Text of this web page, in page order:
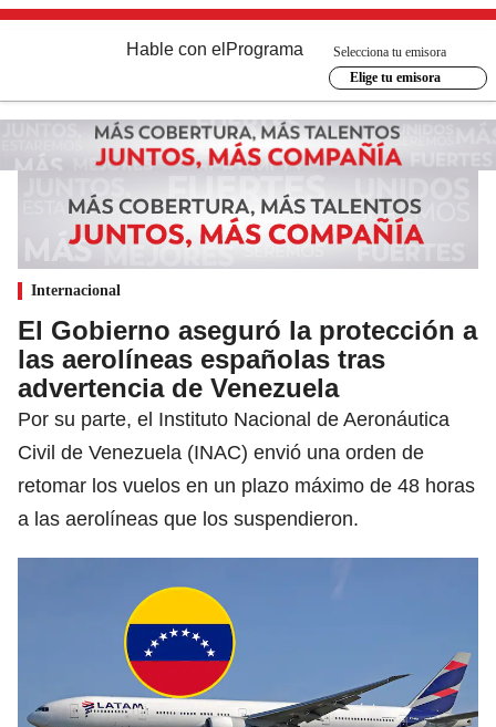
Hable con el Programa
Selecciona tu emisora
Elige tu emisora
Internacional
El Gobierno aseguró la protección a
las aerolíneas españolas tras
advertencia de Venezuela
Por su parte, el Instituto Nacional de Aeronáutica
Civil de Venezuela (INAC) envió una orden de
retomar los vuelos en un plazo máximo de 48 horas
a las aerolíneas que los suspendieron.